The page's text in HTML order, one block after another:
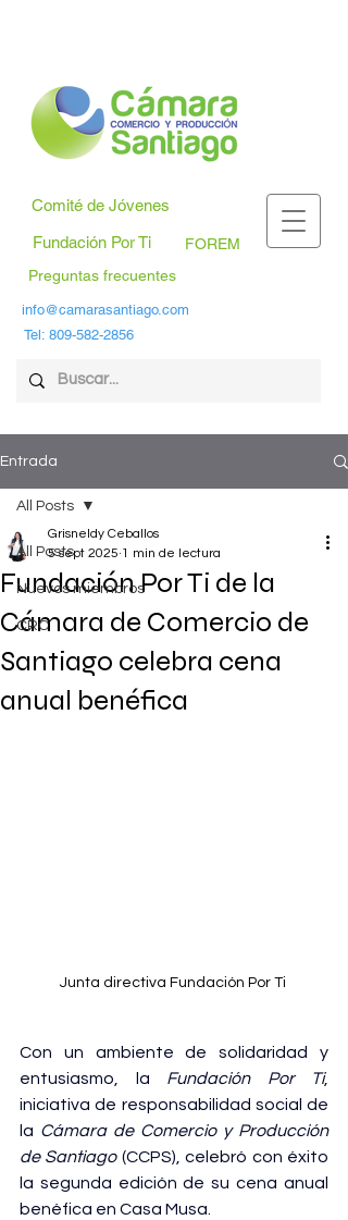
Tel: 809-582-2856
info@camarasantiago.com
FOREM
Comité de Jóvenes
Fundación Por Ti
Preguntas frecuentes
Entrada
All Posts
Nuevos miembros
CRC
All Posts
Fundación Por Ti de la
Cámara de Comercio de
Santiago celebra cena
anual benéfica
Grisneldy Ceballos
5 sept 2025 1 min de lectura
Junta directiva Fundación Por Ti
Con un ambiente de solidaridad y
entusiasmo, la Fundación Por Ti,
iniciativa de responsabilidad social de
la Cámara de Comercio y Producción
de Santiago (CCPS), celebró con éxito
la segunda edición de su cena anual
benéfica en Casa Musa.